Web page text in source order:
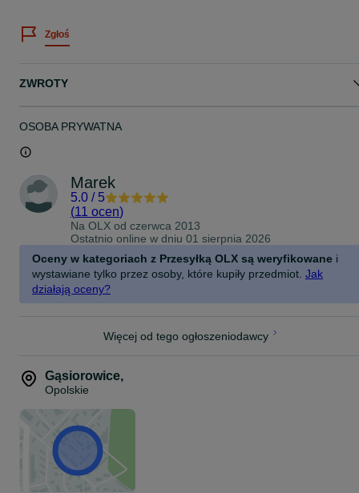
Zgłoś
ZWROTY
OSOBA PRYWATNA
Marek
5.0 / 5
(11 ocen)
Na OLX od czerwca 2013
Ostatnio online w dniu 01 sierpnia 2026
Oceny w kategoriach z Przesyłką OLX są weryfikowane i
wystawiane tylko przez osoby, które kupiły przedmiot. Jak
działają oceny?
Więcej od tego ogłoszeniodawcy
Gąsiorowice,
Opolskie